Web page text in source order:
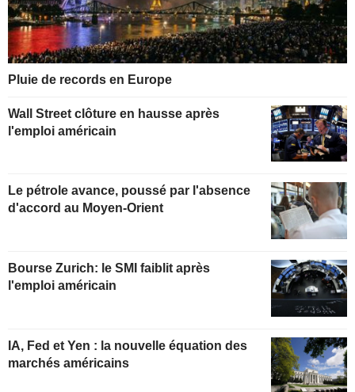
Pluie de records en Europe
Wall Street clôture en hausse après
l'emploi américain
Le pétrole avance, poussé par l'absence
d'accord au Moyen-Orient
Bourse Zurich: le SMI faiblit après
l'emploi américain
IA, Fed et Yen : la nouvelle équation des
marchés américains